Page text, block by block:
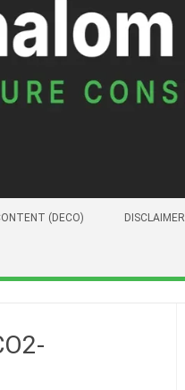
(DECO) DISCLAIMER